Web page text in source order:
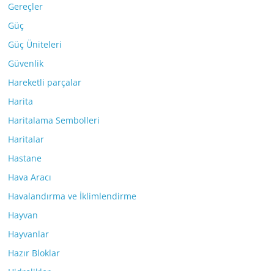
Gereçler
Güç
Güç Üniteleri
Güvenlik
Hareketli parçalar
Harita
Haritalama Sembolleri
Haritalar
Hastane
Hava Aracı
Havalandırma ve İklimlendirme
Hayvan
Hayvanlar
Hazır Bloklar